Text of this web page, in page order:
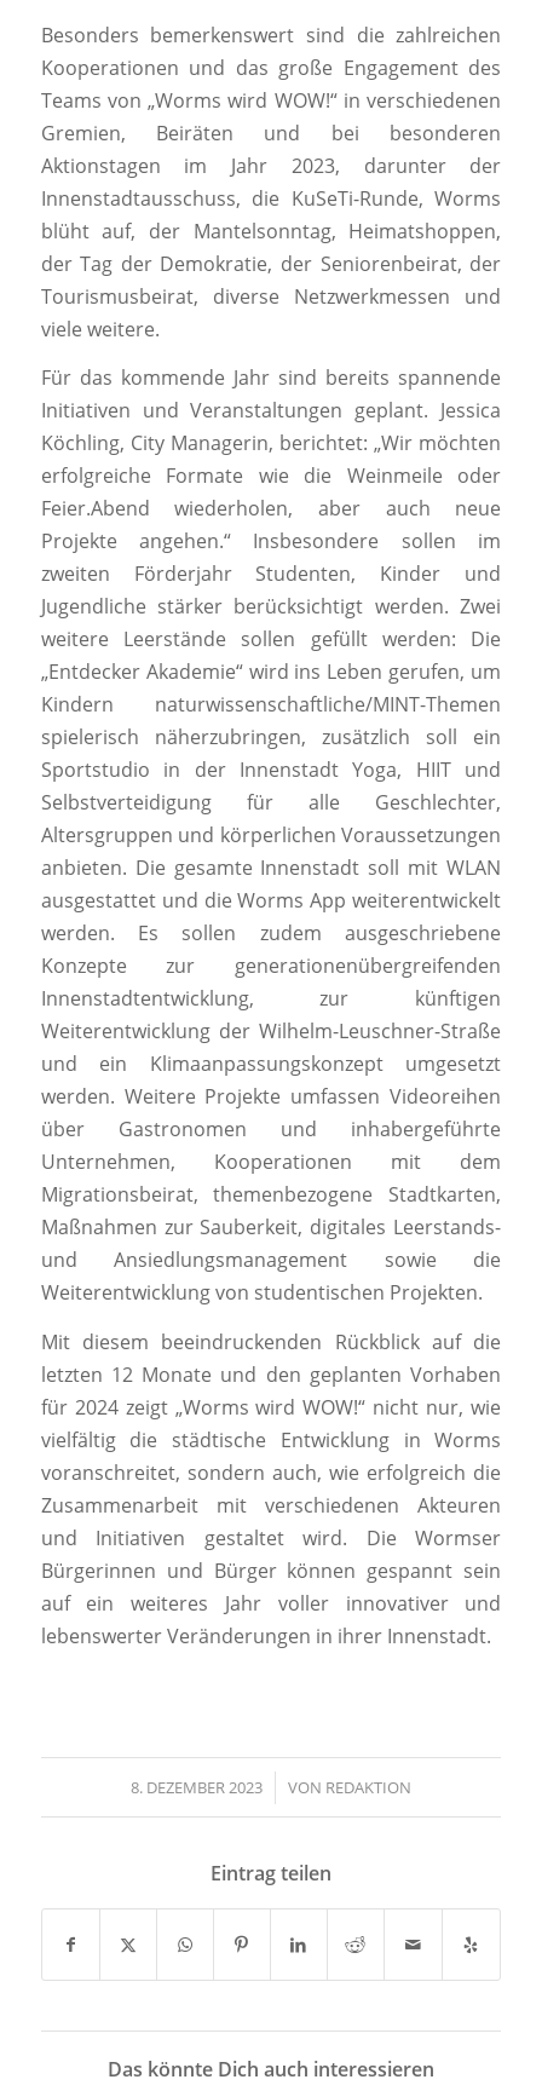
Besonders bemerkenswert sind die zahlreichen
Kooperationen und das große Engagement des
Teams von „Worms wird WOW!“ in verschiedenen
Gremien, Beiräten und bei besonderen
Aktionstagen im Jahr 2023, darunter der
Innenstadtausschuss, die KuSeTi-Runde, Worms
blüht auf, der Mantelsonntag, Heimatshoppen,
der Tag der Demokratie, der Seniorenbeirat, der
Tourismusbeirat, diverse Netzwerkmessen und
viele weitere.
Für das kommende Jahr sind bereits spannende
Initiativen und Veranstaltungen geplant. Jessica
Köchling, City Managerin, berichtet: „Wir möchten
erfolgreiche Formate wie die Weinmeile oder
Feier.Abend wiederholen, aber auch neue
Projekte angehen.“ Insbesondere sollen im
zweiten Förderjahr Studenten, Kinder und
Jugendliche stärker berücksichtigt werden. Zwei
weitere Leerstände sollen gefüllt werden: Die
„Entdecker Akademie“ wird ins Leben gerufen, um
Kindern naturwissenschaftliche/MINT-Themen
spielerisch näherzubringen, zusätzlich soll ein
Sportstudio in der Innenstadt Yoga, HIIT und
Selbstverteidigung für alle Geschlechter,
Altersgruppen und körperlichen Voraussetzungen
anbieten. Die gesamte Innenstadt soll mit WLAN
ausgestattet und die Worms App weiterentwickelt
werden. Es sollen zudem ausgeschriebene
Konzepte zur generationenübergreifenden
Innenstadtentwicklung, zur künftigen
Weiterentwicklung der Wilhelm-Leuschner-Straße
und ein Klimaanpassungskonzept umgesetzt
werden. Weitere Projekte umfassen Videoreihen
über Gastronomen und inhabergeführte
Unternehmen, Kooperationen mit dem
Migrationsbeirat, themenbezogene Stadtkarten,
Maßnahmen zur Sauberkeit, digitales Leerstands-
und Ansiedlungsmanagement sowie die
Weiterentwicklung von studentischen Projekten.
Mit diesem beeindruckenden Rückblick auf die
letzten 12 Monate und den geplanten Vorhaben
für 2024 zeigt „Worms wird WOW!“ nicht nur, wie
vielfältig die städtische Entwicklung in Worms
voranschreitet, sondern auch, wie erfolgreich die
Zusammenarbeit mit verschiedenen Akteuren
und Initiativen gestaltet wird. Die Wormser
Bürgerinnen und Bürger können gespannt sein
auf ein weiteres Jahr voller innovativer und
lebenswerter Veränderungen in ihrer Innenstadt.
8. DEZEMBER 2023
/ VON REDAKTION
Eintrag teilen
Das könnte Dich auch interessieren